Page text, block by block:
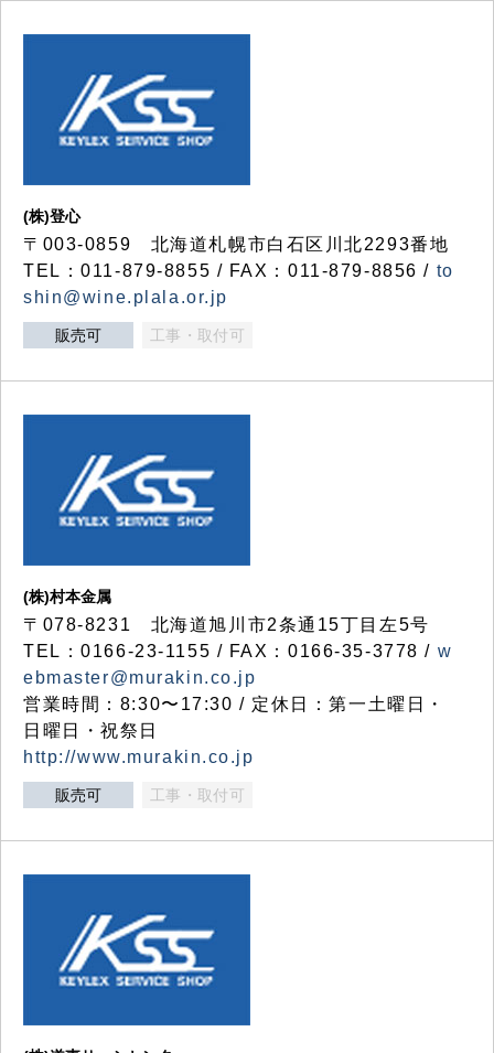
(株)登心
〒003-0859 北海道札幌市白石区川北2293番地
TEL：011-879-8855 / FAX：011-879-8856 / to
shin@wine.plala.or.jp
販売可 工事・取付可
(株)村本金属
〒078-8231 北海道旭川市2条通15丁目左5号
TEL：0166-23-1155 / FAX：0166-35-3778 / w
ebmaster@murakin.co.jp
営業時間：8:30〜17:30 / 定休日：第一土曜日・
日曜日・祝祭日
http://www.murakin.co.jp
販売可 工事・取付可